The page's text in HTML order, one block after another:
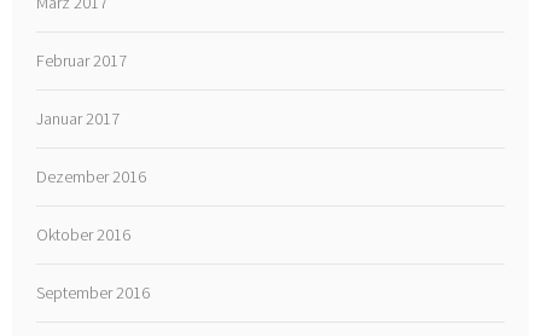
Februar 2017
Januar 2017
Dezember 2016
Oktober 2016
September 2016